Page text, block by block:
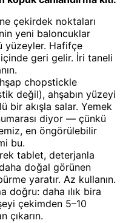
çekirdek noktaları
yeni baloncuklar
yüzeyler. Hafifçe
içinde geri gelir. İri taneli
chopstickle
değil), ahşabın yüzeyi
bir akışla salar. Yemek
diyor — çünkü
en öngörülebilir
bu.
tablet, deterjanla
doğal görünen
yaratır. Az kullanın.
doğru: daha ılık bira
çekimden 5–10
çıkarın.